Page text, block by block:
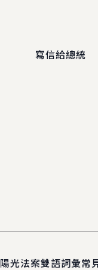
寫信給總統
陽光法案雙語詞彙常